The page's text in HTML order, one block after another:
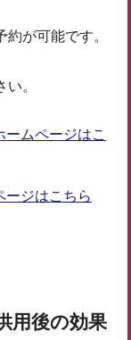
が可能です。
。
ームページはこ
ージはこちら
用後の効果